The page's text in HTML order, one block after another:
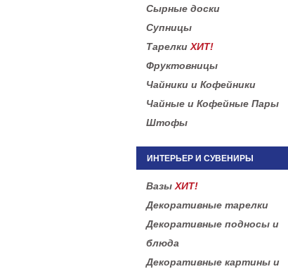
Сырные доски
Супницы
Тарелки ХИТ!
Фруктовницы
Чайники и Кофейники
Чайные и Кофейные Пары
Штофы
ИНТЕРЬЕР И СУВЕНИРЫ
Вазы ХИТ!
Декоративные тарелки
Декоративные подносы и
блюда
Декоративные картины и